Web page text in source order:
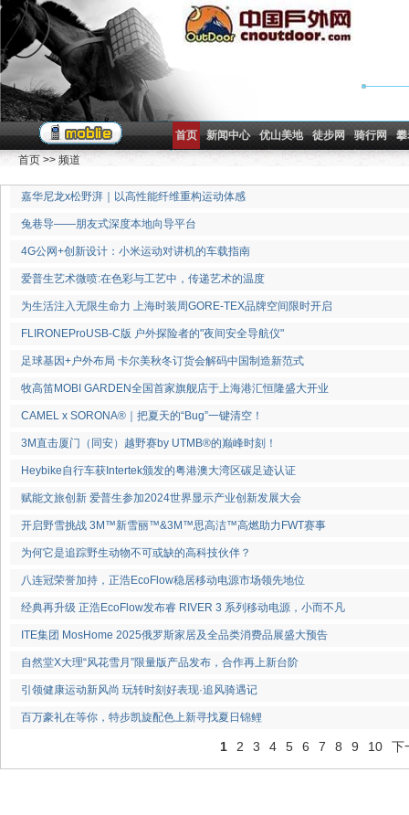
首页 新闻中心 优山美地 徒步网 骑行网
首页 >> 频道
嘉华尼龙x松野湃｜以高性能纤维重构运动体感
兔巷导——朋友式深度本地向导平台
4G公网+创新设计：小米运动对讲机的车载指南
爱普生艺术微喷:在色彩与工艺中，传递艺术的温度
为生活注入无限生命力 上海时装周GORE-TEX品牌空间限时开启
FLIRONEProUSB-C版 户外探险者的"夜间安全导航仪"
足球基因+户外布局 卡尔美秋冬订货会解码中国制造新范式
牧高笛MOBI GARDEN全国首家旗舰店于上海港汇恒隆盛大开业
CAMEL x SORONA®｜把夏天的“Bug”一键清空！
3M直击厦门（同安）越野赛by UTMB®的巅峰时刻！
Heybike自行车获Intertek颁发的粤港澳大湾区碳足迹认证
赋能文旅创新 爱普生参加2024世界显示产业创新发展大会
开启野雪挑战 3M™新雪丽™&3M™思高洁™高燃助力FWT赛事
为何它是追踪野生动物不可或缺的高科技伙伴？
八连冠荣誉加持，正浩EcoFlow稳居移动电源市场领先地位
经典再升级 正浩EcoFlow发布睿 RIVER 3 系列移动电源，小而不凡
ITE集团 MosHome 2025俄罗斯家居及全品类消费品展盛大预告
自然堂X大理“风花雪月”限量版产品发布，合作再上新台阶
引领健康运动新风尚 玩转时刻好表现·追风骑遇记
百万豪礼在等你，特步凯旋配色上新寻找夏日锦鲤
1 2 3 4 5 6 7 8 9 10 下